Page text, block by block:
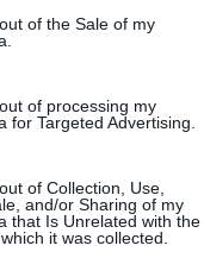
of the Sale of my
of processing my
for Targeted Advertising.
of Collection, Use,
and/or Sharing of my
that Is Unrelated with the
it was collected.
288 Δ.Ο.Y. σε
73, στη
την Ηλεία από
Λακωνία,
από 7. Λόγω